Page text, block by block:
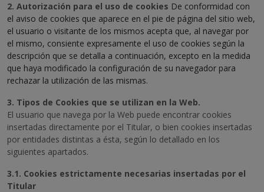
2. Autorización para el uso de cookies De conformidad con
el aviso de cookies que aparece en el pie de página del sitio web,
el usuario o visitante de los mismos acepta que, al navegar por
el mismo, consiente expresamente el uso de cookies según la
descripción que se detalla a continuación, excepto en la medida
que haya modificado la configuración de su navegador para
rechazar la utilización de las mismas.
3. Tipos de Cookies que se utilizan en la Web.
El usuario que navega por la Web puede encontrar cookies
insertadas directamente por el Titular, o bien cookies insertadas
por entidades distintas a ésta, según lo detallado en los
siguientes apartados.
3.1. Cookies estrictamente necesarias insertadas por el
Titular